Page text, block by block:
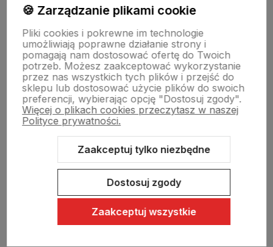
Moje konto
Swiat Edibutik
Sklep internetowy Shoper Premium
Szablon Shoper Modern 3.0™
🍪 Zarządzanie plikami cookie
Pliki cookies i pokrewne im technologie
umożliwiają poprawne działanie strony i
pomagają nam dostosować ofertę do Twoich
potrzeb. Możesz zaakceptować wykorzystanie
przez nas wszystkich tych plików i przejść do
sklepu lub dostosować użycie plików do swoich
preferencji, wybierając opcję "Dostosuj zgody".
Więcej o plikach cookies przeczytasz w naszej
Polityce prywatności.
Zaakceptuj tylko niezbędne
Dostosuj zgody
Zaakceptuj wszystkie